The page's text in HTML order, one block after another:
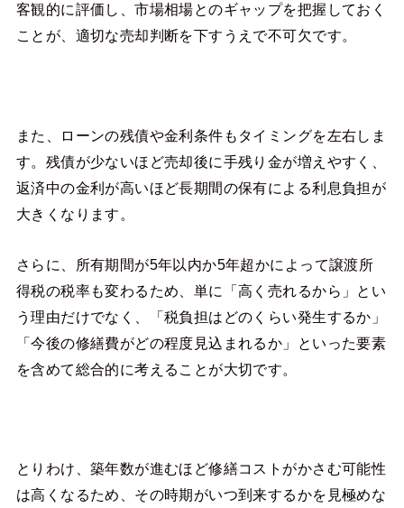
客観的に評価し、市場相場とのギャップを把握しておく
ことが、適切な売却判断を下すうえで不可欠です。
また、ローンの残債や金利条件もタイミングを左右しま
す。残債が少ないほど売却後に手残り金が増えやすく、
返済中の金利が高いほど長期間の保有による利息負担が
大きくなります。
さらに、所有期間が5年以内か5年超かによって譲渡所
得税の税率も変わるため、単に「高く売れるから」とい
う理由だけでなく、「税負担はどのくらい発生するか」
「今後の修繕費がどの程度見込まれるか」といった要素
を含めて総合的に考えることが大切です。
とりわけ、築年数が進むほど修繕コストがかさむ可能性
は高くなるため、その時期がいつ到来するかを見極めな